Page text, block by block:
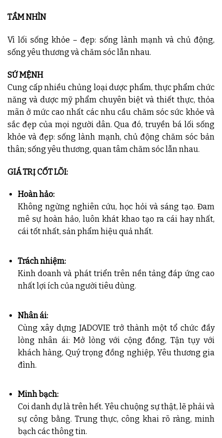
TẦM NHÌN
Vì lối sống khỏe – đẹp: sống lành mạnh và chủ động,
sống yêu thương và chăm sóc lẫn nhau.
SỨ MỆNH
Cung cấp nhiều chủng loại dược phẩm, thực phẩm chức
năng và dược mỹ phẩm chuyên biệt và thiết thực, thỏa
mãn ở mức cao nhất các nhu cầu chăm sóc sức khỏe và
sắc đẹp của mọi người dân. Qua đó, truyền bá lối sống
khỏe và đẹp: sống lành mạnh, chủ động chăm sóc bản
thân; sống yêu thương, quan tâm chăm sóc lẫn nhau.
GIÁ TRỊ CỐT LÕI:
Hoàn hảo:
Không ngừng nghiên cứu, học hỏi và sáng tạo. Đam
mê sự hoàn hảo, luôn khát khao tạo ra cái hay nhất,
cái tốt nhất, sản phẩm hiệu quả nhất.
Trách nhiệm:
Kinh doanh và phát triển trên nền tảng đáp ứng cao
nhất lợi ích của người tiêu dùng.
Nhân ái:
Cùng xây dựng JADOVIE trở thành một tổ chức đầy
lòng nhân ái: Mở lòng với cộng đồng, Tận tụy với
khách hàng, Quý trọng đồng nghiệp, Yêu thương gia
đình.
Minh bạch:
Coi danh dự là trên hết. Yêu chuộng sự thật, lẽ phải và
sự công bằng. Trung thực, công khai rõ ràng, minh
bạch các thông tin.